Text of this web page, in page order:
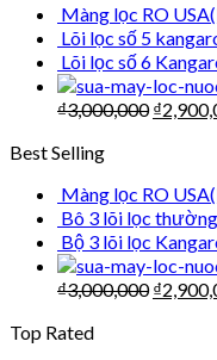
Màng lọc RO
Lõi lọc số 5
Lõi lọc số 6
₫3,000,000 ₫
Best Selling
Màng lọc RO
Bô 3 lõi lọc thường
Bộ 3 lõi lọc
₫3,000,000 ₫
Top Rated